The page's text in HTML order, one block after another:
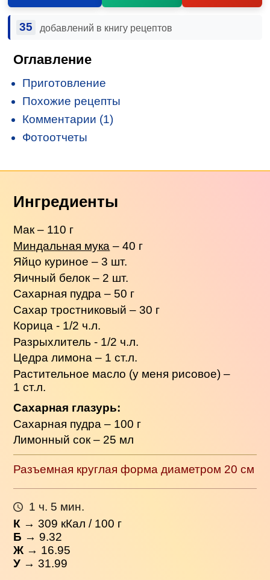
35 добавлений в книгу рецептов
Оглавление
Приготовление
Похожие рецепты
Комментарии (1)
Фотоотчеты
Ингредиенты
Мак – 110 г
Миндальная мука – 40 г
Яйцо куриное – 3 шт.
Яичный белок – 2 шт.
Сахарная пудра – 50 г
Сахар тростниковый – 30 г
Корица - 1/2 ч.л.
Разрыхлитель - 1/2 ч.л.
Цедра лимона – 1 ст.л.
Растительное масло (у меня рисовое) –
1 ст.л.
Сахарная глазурь:
Сахарная пудра – 100 г
Лимонный сок – 25 мл
Разъемная круглая форма диаметром 20 см
1 ч. 5 мин.
К →309 кКал / 100 г
Б → 9.32
Ж → 16.95
У → 31.99